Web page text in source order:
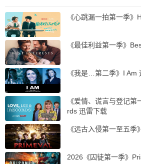
《心跳漏一拍第一季
《最佳利益第一季》
《我是…第二季》I Am
《爱情、谎言与登记
rds 迅雷下载
《远古入侵第一至五
2026《囚徒第一季》